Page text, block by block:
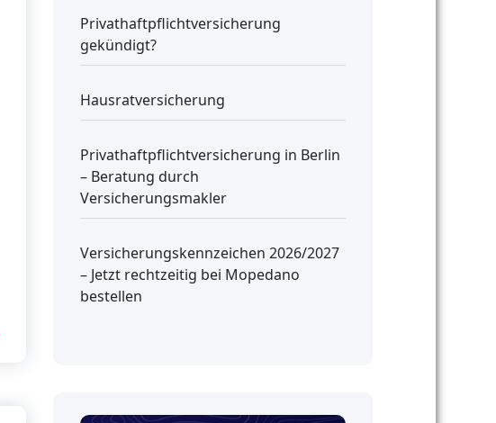
Privathaftpflichtversicherung
gekündigt?
Hausratversicherung
Privathaftpflichtversicherung in Berlin
– Beratung durch
Versicherungsmakler
Versicherungskennzeichen 2026/2027
– Jetzt rechtzeitig bei Mopedano
bestellen